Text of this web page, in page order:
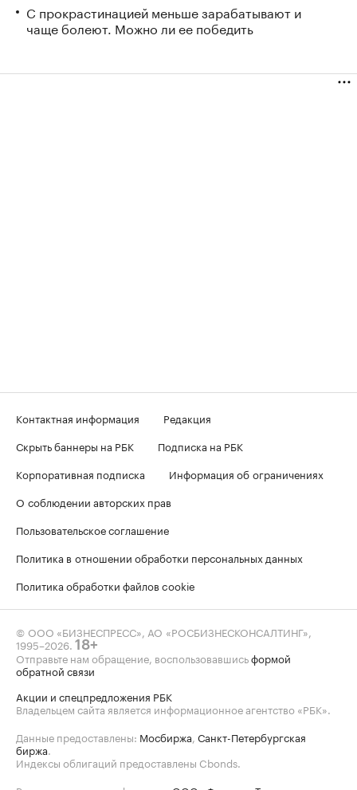
С прокрастинацией меньше зарабатывают и
чаще болеют. Можно ли ее победить
Контактная информация
Редакция
Скрыть баннеры на РБК
Подписка на РБК
Корпоративная подписка
Информация об ограничениях
О соблюдении авторских прав
Пользовательское соглашение
Политика в отношении обработки персональных данных
Политика обработки файлов cookie
© ООО «БИЗНЕСПРЕСС», АО «РОСБИЗНЕСКОНСАЛТИНГ»,
1995–2026 18+
Отправьте нам обращение, воспользовавшисьформой
обратной связи
Акции и спецпредложения РБК
Владельцем сайта является информационное агентство «РБК».
Данные предоставлены: Мосбиржа Санкт-Петербургская
биржа
Индексы облигаций предоставлены Cbonds.